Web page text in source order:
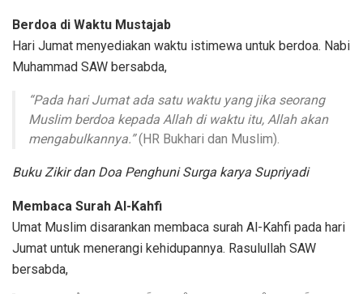
Berdoa di Waktu Mustajab
Hari Jumat menyediakan waktu istimewa untuk berdoa. Nabi
Muhammad SAW bersabda,
“Pada hari Jumat ada satu waktu yang jika seorang
Muslim berdoa kepada Allah di waktu itu, Allah akan
mengabulkannya.”(HR Bukhari dan Muslim).
Buku Zikir dan Doa Penghuni Surga karya Supriyadi
Membaca Surah Al-Kahfi
Umat Muslim disarankan membaca surah Al-Kahfi pada hari
Jumat untuk menerangi kehidupannya. Rasulullah SAW
bersabda,